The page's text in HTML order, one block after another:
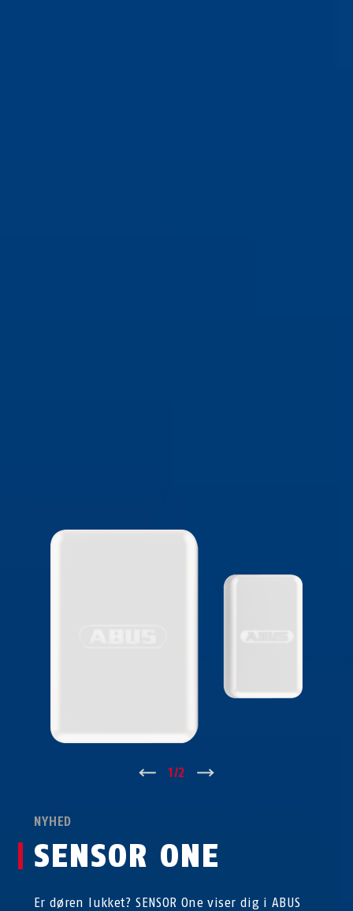
1 /2
NYHED
SENSOR ONE
Er døren lukket? SENSOR One viser dig i ABUS